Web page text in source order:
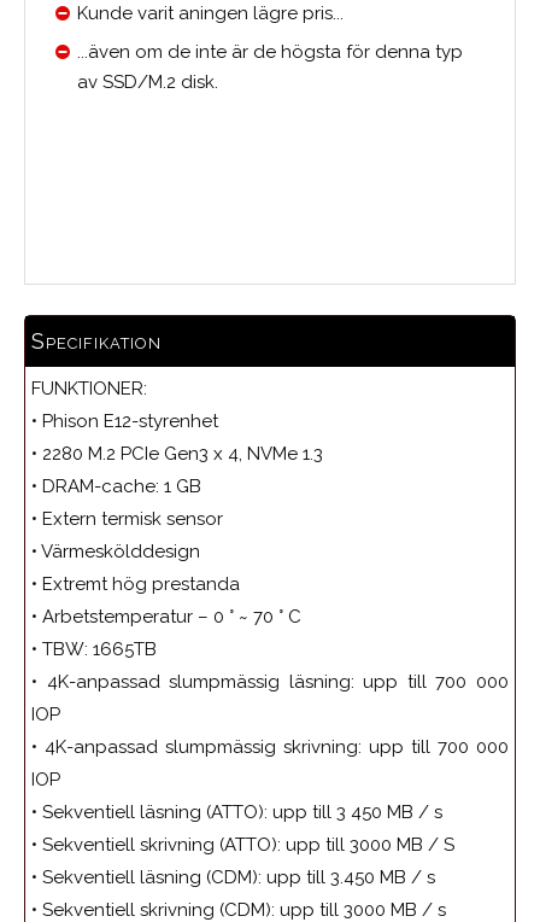
Kunde varit aningen lägre pris...
...även om de inte är de högsta för denna typ
av SSD/M.2 disk.
Specifikation
FUNKTIONER:
• Phison E12-styrenhet
• 2280 M.2 PCIe Gen3 x 4, NVMe 1.3
• DRAM-cache: 1 GB
• Extern termisk sensor
• Värmeskölddesign
• Extremt hög prestanda
• Arbetstemperatur – 0 ° ~ 70 ° C
• TBW: 1665TB
• 4K-anpassad slumpmässig läsning: upp till 700 000
IOP
• 4K-anpassad slumpmässig skrivning: upp till 700 000
IOP
• Sekventiell läsning (ATTO): upp till 3 450 MB / s
• Sekventiell skrivning (ATTO): upp till 3000 MB / S
• Sekventiell läsning (CDM): upp till 3.450 MB / s
• Sekventiell skrivning (CDM): upp till 3000 MB / s